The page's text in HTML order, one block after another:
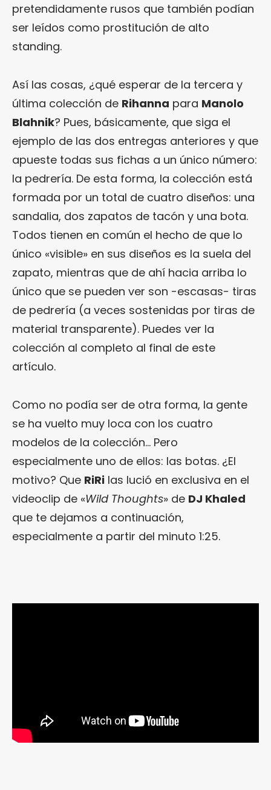
pretendidamente rusos que también podían
ser leídos como prostitución de alto
standing.
Así las cosas, ¿qué esperar de la tercera y
última colección de Rihanna para Manolo
Blahnik? Pues, básicamente, que siga el
ejemplo de las dos entregas anteriores y que
apueste todas sus fichas a un único número:
la pedrería. De esta forma, la colección está
formada por un total de cuatro diseños: una
sandalia, dos zapatos de tacón y una bota.
Todos tienen en común el hecho de que lo
único «visible» en sus diseños es la suela del
zapato, mientras que de ahí hacia arriba lo
único que se pueden ver son -escasas- tiras
de pedrería (a veces sostenidas por tiras de
material transparente). Puedes ver la
colección al completo al final de este
artículo.
Como no podía ser de otra forma, la gente
se ha vuelto muy loca con los cuatro
modelos de la colección… Pero
especialmente uno de ellos: las botas. ¿El
motivo? Que RiRi las lució en exclusiva en el
videoclip de «Wild Thoughts» de DJ Khaled
que te dejamos a continuación,
especialmente a partir del minuto 1:25.